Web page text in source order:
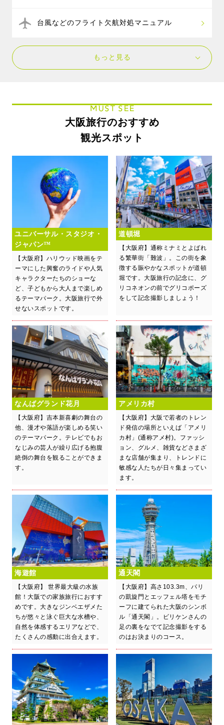
台風などのフライト欠航対処マニュアル
もっと見る
MUST SEE
大阪旅行のおすすめ
観光スポット
ユニバーサル・スタジオ・
ジャパン™
【大阪府】ハリウッド映画をテ
ーマにした興奮のライドや人気
キャラクターたちのショーな
ど、子どもから大人まで楽しめ
るテーマパーク。大阪旅行で外
せないスポットです。
道頓堀
【大阪府】通称ミナミとよばれ
る繁華街「難波」。この街を象
徴する賑やかなスポットが道頓
堀です。大阪旅行の記念に、グ
リコネオンの前でグリコポーズ
をして記念撮影しましょう！
なんばグランド花月
【大阪府】吉本新喜劇の舞台の
他、漫才や落語が楽しめる笑い
のテーマパーク。テレビでもお
なじみの芸人が繰り広げる抱腹
絶倒の舞台を観ることができま
す。
アメリカ村
【大阪府】大阪で若者のトレン
ド発信の場所といえば「アメリ
カ村」(通称アメ村)。ファッシ
ョン、グルメ、雑貨などさまざ
まな店舗が集まり、トレンドに
敏感な人たちが日々集まってい
ます。
海遊館
【大阪府】 世界最大級の水族
館！大阪での家族旅行におすす
めです。大きなジンベエザメた
ちが悠々と泳ぐ巨大な水槽や、
自然を体感するエリアなどで、
たくさんの感動に出合えます。
通天閣
【大阪府】高さ103.3m、パリ
の凱旋門とエッフェル塔をモチ
ーフに建てられた大阪のシンボ
ル「通天閣」。ビリケンさんの
足の裏をなでて記念撮影をする
のはお決まりのコース。